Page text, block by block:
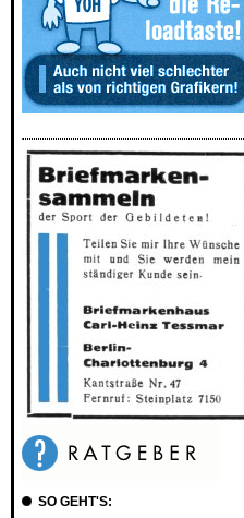
SO GEHT'S: